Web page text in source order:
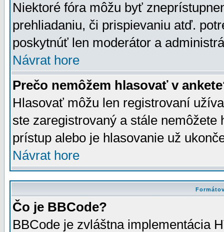
Niektoré fóra môžu byť
prehliadaniu, či prispievaniu atď.
poskytnúť len moderátor a
Návrat hore
Prečo nemôžem hlasovať v
Hlasovať môžu len registrovaní
ste zaregistrovaný a stále
prístup alebo je hlasovanie už
Návrat hore
Čo je BBCode?
BBCode je zvláštna implementácia